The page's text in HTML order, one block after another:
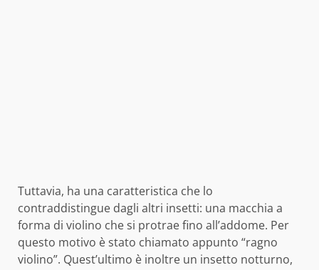
Tuttavia, ha una caratteristica che lo
contraddistingue dagli altri insetti: una macchia a
forma di violino che si protrae fino all’addome. Per
questo motivo è stato chiamato appunto “ragno
violino”. Quest’ultimo è inoltre un insetto notturno,